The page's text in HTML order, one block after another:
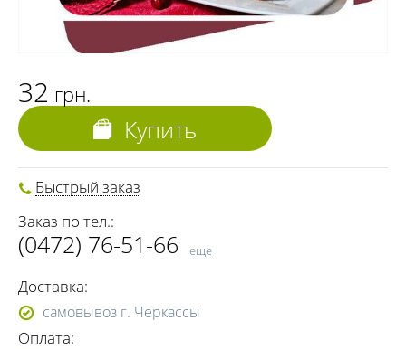
32 грн.
Купить
Быстрый заказ
Заказ по тел.:
(0472) 76-51-66
(096) 009-49-33
еще
Доставка:
самовывоз г. Черкассы
Оплата: